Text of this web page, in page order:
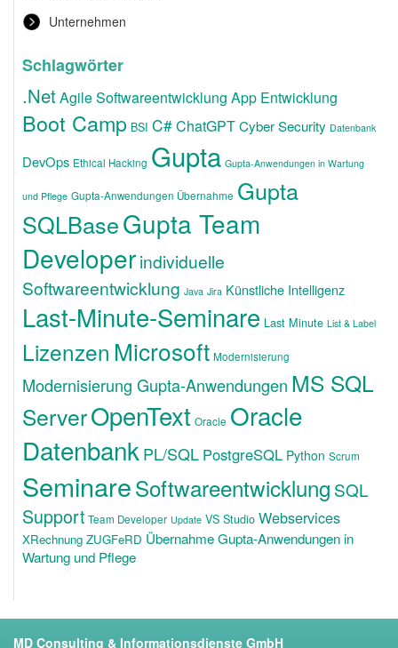
Unternehmen
Schlagwörter
.NetAgile Softwareentwicklung App Entwicklung
Boot Camp BSI C#ChatGPTCyber Security Datenbank
DevOps Ethical Hacking Gupta Gupta-Anwendungen in Wartung
und Pflege Gupta-Anwendungen Übernahme Gupta
SQLBaseGupta Team
Developerindividuelle
Softwareentwicklung Java Jira Künstliche Intelligenz
Last-Minute-Seminare Last Minute List & Label
Lizenzen Microsoft Modernisierung
Modernisierung Gupta-Anwendungen MS SQL
ServerOpenText Oracle Oracle
DatenbankPL/SQL PostgreSQL Python Scrum
SeminareSoftwareentwicklung SQL
Support Team Developer Update VS Studio Webservices
XRechnung ZUGFeRD Übernahme Gupta-Anwendungen in
Wartung und Pflege
MD Consulting & Informationsdienste GmbH